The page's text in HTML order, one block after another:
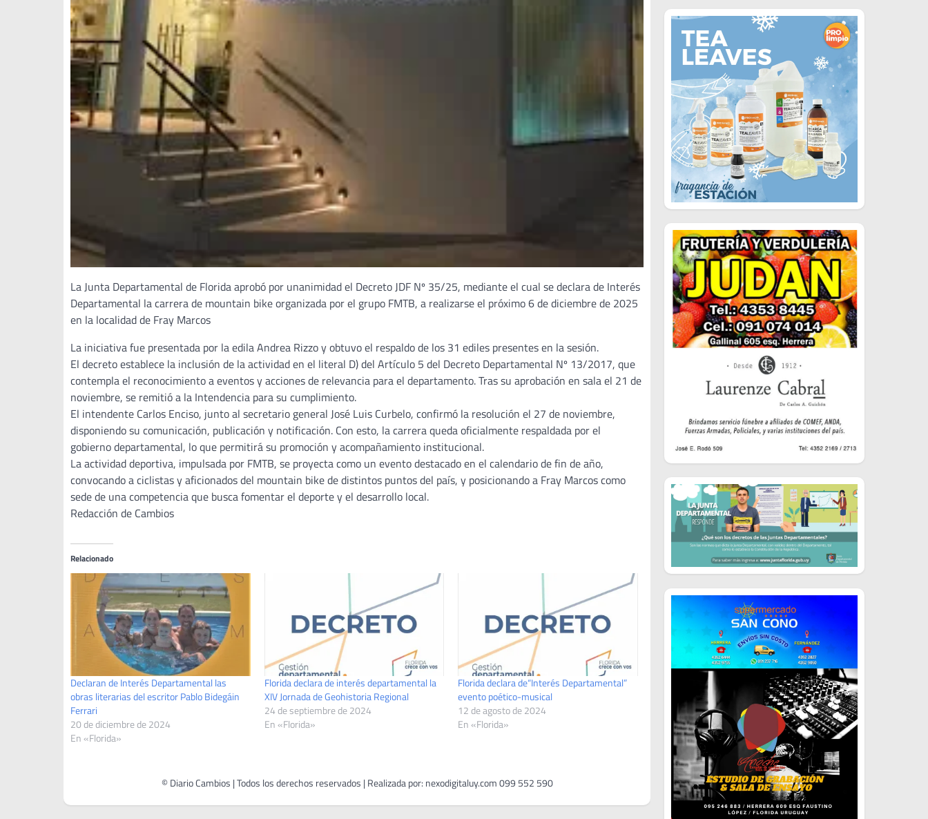
La Junta Departamental de Florida aprobó por unanimidad el Decreto JDF Nº 35/25, mediante el cual se declara de Interés
Departamental la carrera de mountain bike organizada por el grupo FMTB, a realizarse el próximo 6 de diciembre de 2025
en la localidad de Fray Marcos
La iniciativa fue presentada por la edila Andrea Rizzo y obtuvo el respaldo de los 31 ediles presentes en la sesión.
El decreto establece la inclusión de la actividad en el literal D) del Artículo 5 del Decreto Departamental Nº 13/2017, que
contempla el reconocimiento a eventos y acciones de relevancia para el departamento. Tras su aprobación en sala el 21 de
noviembre, se remitió a la Intendencia para su cumplimiento.
El intendente Carlos Enciso, junto al secretario general José Luis Curbelo, confirmó la resolución el 27 de noviembre,
disponiendo su comunicación, publicación y notificación. Con esto, la carrera queda oficialmente respaldada por el
gobierno departamental, lo que permitirá su promoción y acompañamiento institucional.
La actividad deportiva, impulsada por FMTB, se proyecta como un evento destacado en el calendario de fin de año,
convocando a ciclistas y aficionados del mountain bike de distintos puntos del país, y posicionando a Fray Marcos como
sede de una competencia que busca fomentar el deporte y el desarrollo local.
Redacción de Cambios
Relacionado
Declaran de Interés Departamental las
obras literarias del escritor Pablo Bidegáin
Ferrari
20 de diciembre de 2024
En «Florida»
Florida declara de interés departamental la
XIV Jornada de Geohistoria Regional
24 de septiembre de 2024
En «Florida»
Florida declara de“Interés Departamental”
evento poético-musical
12 de agosto de 2024
En «Florida»